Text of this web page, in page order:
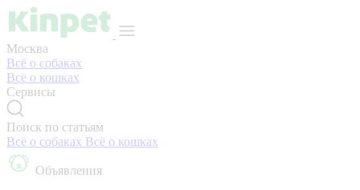
Москва
Всё о собаках
Всё о кошках
Сервисы
Поиск по статьям
Всё о собаках Всё о кошках
Объявления